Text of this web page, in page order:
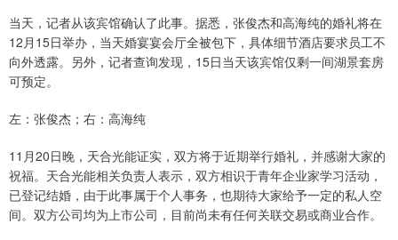
当天，记者从该宾馆确认了此事。据悉，张俊杰和高海纯的婚礼将在
12月15日举办，当天婚宴宴会厅全被包下，具体细节酒店要求员工不
向外透露。另外，记者查询发现，15日当天该宾馆仅剩一间湖景套房
可预定。
左：张俊杰；右：高海纯
11月20日晚，天合光能证实，双方将于近期举行婚礼，并感谢大家的
祝福。天合光能相关负责人表示，双方相识于青年企业家学习活动，
已登记结婚，由于此事属于个人事务，也期待大家给予一定的私人空
间。双方公司均为上市公司，目前尚未有任何关联交易或商业合作。